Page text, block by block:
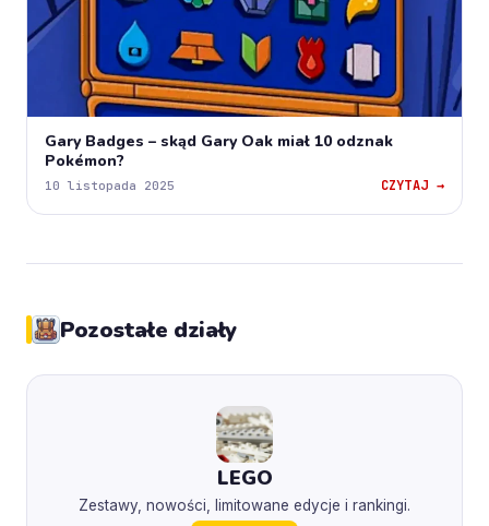
Gary Badges – skąd Gary Oak miał 10 odznak
Pokémon?
10 listopada 2025 CZYTAJ →
Pozostałe działy
LEGO
Zestawy, nowości, limitowane edycje i rankingi.